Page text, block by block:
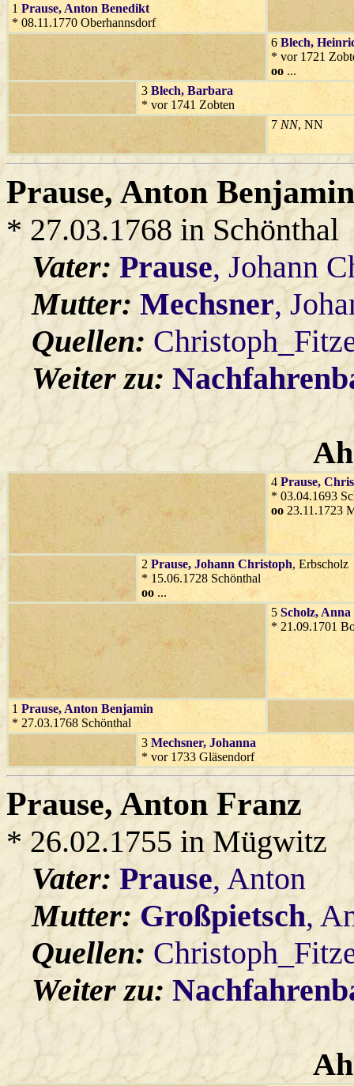
1 Prause, Anton Benedikt
* 08.11.1770 Oberhannsdorf
6 Blech,
* vor 1721
oo ...
3 Blech, Barbara
* vor 1741 Zobten
7 NN, NN
Prause, Anton Benjamin
* 27.03.1768 in Schönthal
Vater:Prause, Johann
Mutter:Mechsner,
Quellen:
Weiter zu:
4 Prause,
* 03.04.1693
oo 23.11.1723
2 Prause, Johann Christoph, Erbscholz
* 15.06.1728 Schönthal
oo ...
5 Scholz, Anna
* 21.09.1701
1 Prause, Anton Benjamin
* 27.03.1768 Schönthal
3 Mechsner, Johanna
* vor 1733 Gläsendorf
Prause, Anton Franz
* 26.02.1755 in Mügwitz
Vater:Prause, Anton
Mutter:Großpietsch,
Quellen:
Weiter zu: